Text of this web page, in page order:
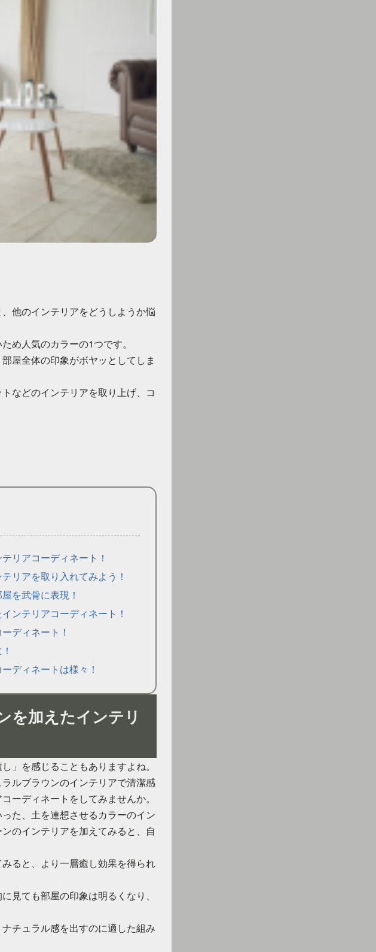
他のインテリアをどうしようか悩
め人気のカラーの1つです。
屋全体の印象がボヤッとしてしま
などのインテリアを取り上げ、コ
リアコーディネート！
リアを取り入れてみよう！
を武骨に表現！
ンテリアコーディネート！
ディネート！
ディネートは様々！
を加えたインテリ
」を感じることもありますよね。
ルブラウンのインテリアで清潔感
ーディネートをしてみませんか。
た、土を連想させるカラーのイン
のインテリアを加えてみると、自
ると、より一層癒し効果を得られ
見ても部屋の印象は明るくなり、
チュラル感を出すのに適した組み